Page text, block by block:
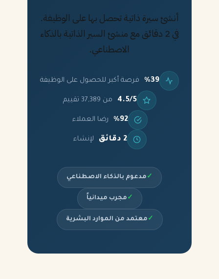
أنشئ سيرة ذاتية تحصل بها على الوظيفة.
في 2 دقائق مع منشئ السير الذاتية بالذكاء
الاصطناعي.
%39 فرصة أكبر للحصول على الوظيفة
4.5/5 من 37,389 تقييم
%92 رضا العملاء
2 دقائق لإنشاء
✓ مدعوم بالذكاء الاصطناعي
✓ مجرب ميدانياً
✓ معتمد من الموارد البشرية